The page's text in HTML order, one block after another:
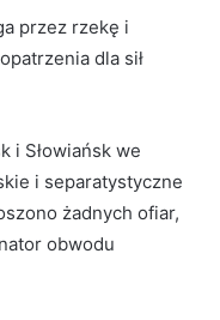
przez rzekę i
dla sił
i Słowiańsk we
i separatystyczne
żadnych ofiar,
obwodu